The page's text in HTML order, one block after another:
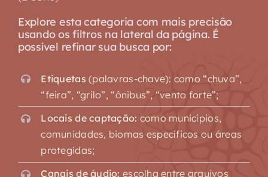
Explore esta categoria com mais precisão
usando os filtros na lateral da página. É
possível refinar sua busca por:
Etiquetas (palavras-chave): como “chuva”,
“feira”, “grilo”, “ônibus”, “vento forte”;
Locais de captação: como municípios,
comunidades, biomas específicos ou áreas
protegidas;
Canais de áudio: escolha entre arquivos